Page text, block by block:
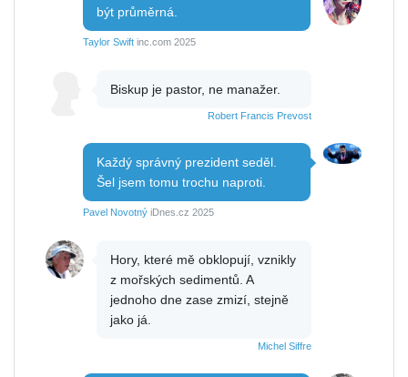
být průměrná.
Taylor Swift inc.com 2025
Biskup je pastor, ne manažer.
Robert Francis Prevost
Každý správný prezident seděl.
Šel jsem tomu trochu naproti.
Pavel Novotný iDnes.cz 2025
Hory, které mě obklopují, vznikly
z mořských sedimentů. A
jednoho dne zase zmizí, stejně
jako já.
Michel Siffre